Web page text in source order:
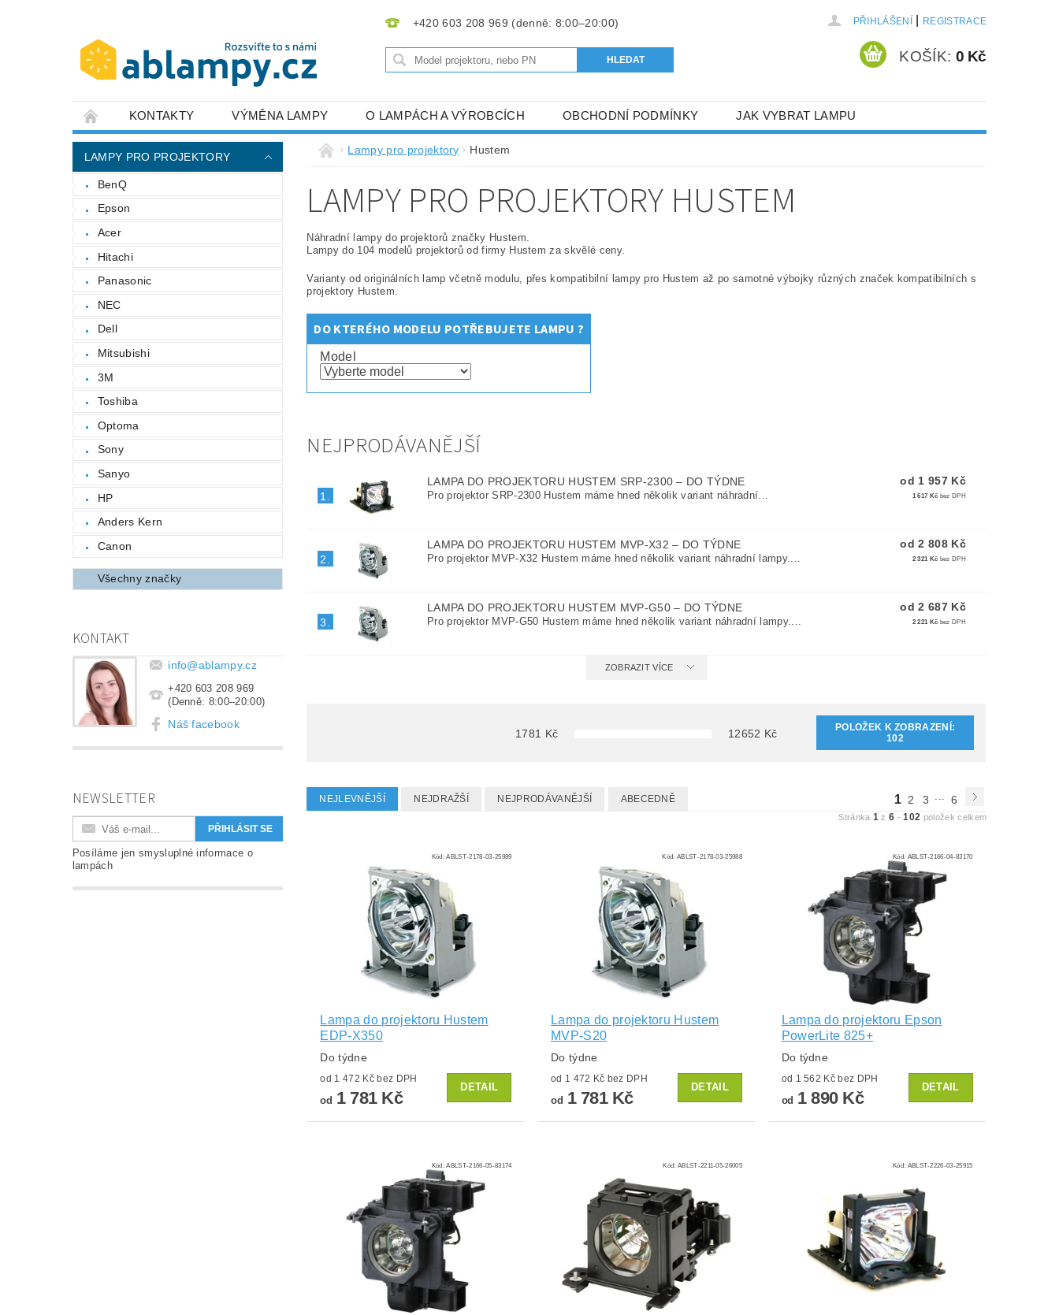
+420 603 208 969 PŘIHLÁŠENÍ REGISTRACE
KOŠÍK: 0 Kč
KONTAKTY VÝMĚNA LAMPY O LAMPÁCH A VÝROBCÍCH OBCHODNÍ PODMÍNKY JAK VYBRAT LAMPU
LAMPY PRO PROJEKTORY
BenQ
Epson
Acer
Hitachi
Panasonic
NEC
Dell
Mitsubishi
3M
Toshiba
Optoma
Sony
Sanyo
HP
Anders Kern
Canon
Všechny značky
KONTAKT
info@ablampy.cz
+420 603 208 969
(Denně: 8:00–20:00)
Náš facebook
NEWSLETTER
Posíláme jen smysluplné informace o
lampách
Lampy pro projektory Hustem
LAMPY PRO PROJEKTORY HUSTEM
Náhradní lampy do projektorů značky Hustem.
Lampy do 104 modelů projektorů od firmy Hustem za skvělé ceny.
Varianty od originálních lamp včetně modulu, přes kompatibilní lampy pro Hustem až po samotné výbojky různých značek kompatibilních s
projektory Hustem.
DO KTERÉHO MODELU POTŘEBUJETE LAMPU ?
Model
NEJPRODÁVANĚJŠÍ
1.
LAMPA DO PROJEKTORU HUSTEM SRP-2300– DO TÝDNE
Pro projektor SRP-2300 Hustem máme hned několik variant náhradní...
od 1 957 Kč
1 617 Kč bez DPH
2.
LAMPA DO PROJEKTORU HUSTEM MVP-X32– DO TÝDNE
Pro projektor MVP-X32 Hustem máme hned několik variant náhradní lampy....
od 2 808 Kč
2 321 Kč bez DPH
3.
LAMPA DO PROJEKTORU HUSTEM MVP-G50– DO TÝDNE
Pro projektor MVP-G50 Hustem máme hned několik variant náhradní lampy....
od 2 687 Kč
2 221 Kč bez DPH
ZOBRAZIT VÍCE
1781 Kč 12652 Kč
POLOŽEK K ZOBRAZENÍ:
102
NEJLEVNĚJŠÍ NEJDRAŽŠÍ NEJPRODÁVANĚJŠÍ ABECEDNĚ 1 2 3 6
Stránka 1 z6 -102 položek celkem
Kód:ABLST-2178-03-25989
Lampa do projektoru Hustem
EDP-X350
Do týdne
od 1 472 Kč bez DPH
od 1 781 Kč
DETAIL
Kód: ABLST-2178-03-25988
Lampa do projektoru Hustem
MVP-S20
Do týdne
od 1 472 Kč bez DPH
od 1 781 Kč
DETAIL
Kód: ABLST-2166-04-83170
Lampa do projektoru Epson
PowerLite 825+
Do týdne
od 1 562 Kč bez DPH
od 1 890 Kč
DETAIL
Kód:ABLST-2166-05-83174 Kód: ABLST-2211-05-26005 Kód: ABLST-2226-03-25915